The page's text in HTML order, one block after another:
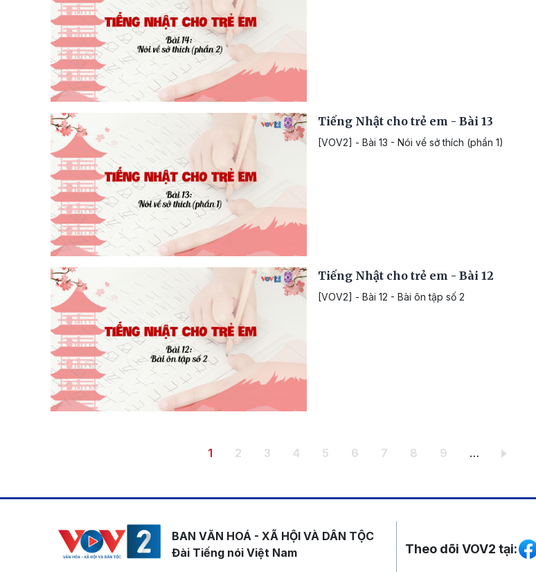
Tiếng Nhật cho trẻ em - Bài 13
[VOV2] - Bài 13 - Nói về sở thích (phần 1)
Tiếng Nhật cho trẻ em - Bài 12
[VOV2] - Bài 12 - Bài ôn tập số 2
Trang hiện thời
1 Trang
2 Trang
3 Trang
4 Trang
5 Trang
6 Trang
7 Trang
8 Trang
9 …
BAN VĂN HOÁ - XÃ HỘI VÀ DÂN TỘC
Đài Tiếng nói Việt Nam
Mạng xã hội
Theo dõi VOV2 tại: